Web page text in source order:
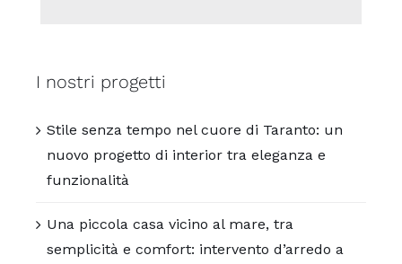
I nostri progetti
Stile senza tempo nel cuore di Taranto: un
nuovo progetto di interior tra eleganza e
funzionalità
Una piccola casa vicino al mare, tra
semplicità e comfort: intervento d’arredo a